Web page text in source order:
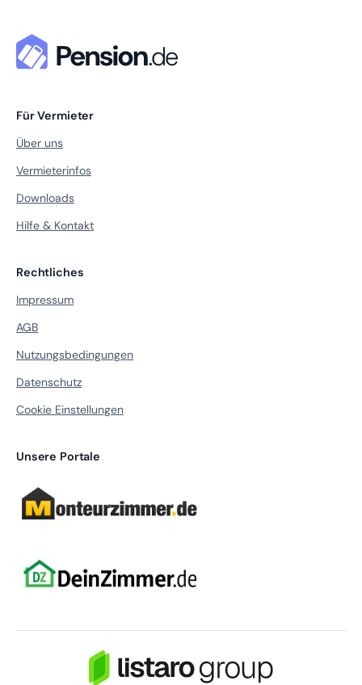
Für Vermieter
Über uns
Vermieterinfos
Downloads
Hilfe & Kontakt
Rechtliches
Impressum
AGB
Nutzungsbedingungen
Datenschutz
Cookie Einstellungen
Unsere Portale